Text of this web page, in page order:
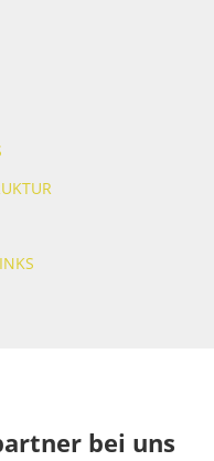
bei uns